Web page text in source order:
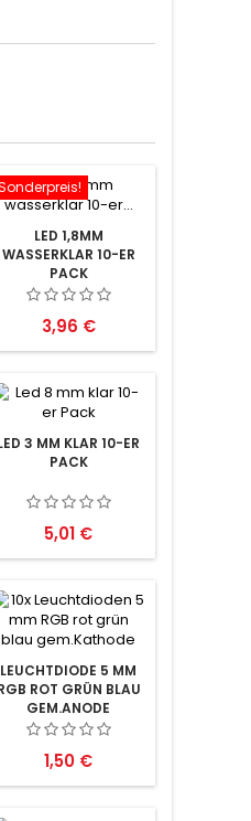
LED 1,8MM
WASSERKLAR 10-ER
PACK
Preis
3,96 €
3 MM KLAR 10-ER
PACK
Preis
5,01 €
LEUCHTDIODE 5 MM
ROT GRÜN BLAU
GEM.ANODE
Preis
1,50 €